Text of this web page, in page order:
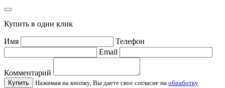
Купить в один клик
Имя
Телефон
Email
Комментарий
Купить Нажимая на кнопку, Вы даете свое согласие на обработку